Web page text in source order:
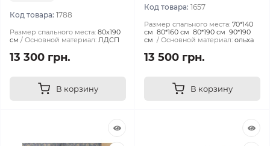
Код товара: 1788
Размер спального места: 80х190
см
Основной материал: ЛДСП
13 300 грн.
В корзину
Код товара: 1657
Размер спального места: 70*140
см 80*160 см 80*190 см 90*190
см
Основной материал: ольха
13 500 грн.
В корзину